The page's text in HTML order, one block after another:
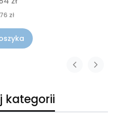
zł
kategorii